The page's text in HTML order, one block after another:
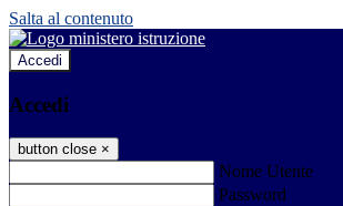
Salta al contenuto
Accedi
Accedi
button close ×
Nome Utente
Password